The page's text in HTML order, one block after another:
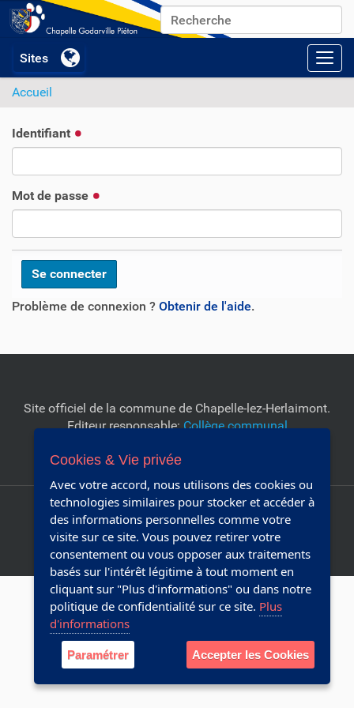
Chercher par
Recherche avancée…
Accueil
Identifiant
Mot de passe
Problème de connexion ? Obtenir de l'aide.
Site officiel de la commune de Chapelle-lez-Herlaimont.
Editeur responsable:Collège communal
Réalisé avec Plone & Python
Plan du site Accessibilité
Webmaster
Cookies & Vie privée
Avec votre accord, nous utilisons des cookies ou
technologies similaires pour stocker et accéder à
des informations personnelles comme votre
visite sur ce site. Vous pouvez retirer votre
consentement ou vous opposer aux traitements
basés sur l'intérêt légitime à tout moment en
cliquant sur "Plus d'informations" ou dans notre
politique de confidentialité sur ce site. Plus
d'informations
Accepter les Cookies
Paramétrer